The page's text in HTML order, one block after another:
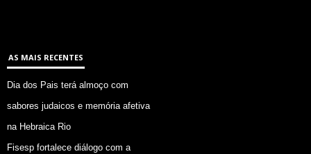
AS MAIS RECENTES
Dia dos Pais terá almoço com
sabores judaicos e memória afetiva
na Hebraica Rio
Fisesp fortalece diálogo com a